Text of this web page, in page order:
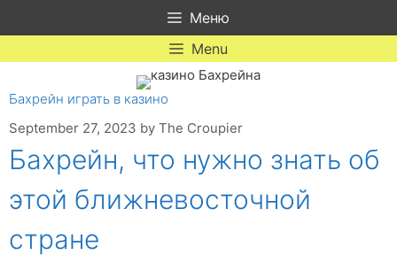
Меню
Menu
Бахрейн играть в казино
September 27, 2023 by The Croupier
Бахрейн, что нужно знать об
этой ближневосточной
стране